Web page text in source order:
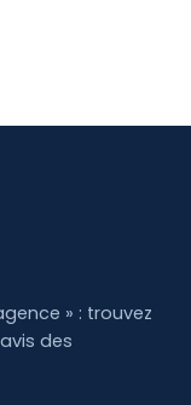
» : trouvez
des